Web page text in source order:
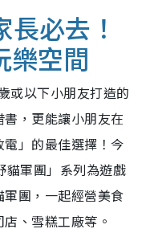
必去！
樂空間
或以下小朋友打造的
書，更能讓小朋友在
」的最佳選擇！今
貓軍團」系列為遊戲
團，一起經營美食
、雪糕工廠等。